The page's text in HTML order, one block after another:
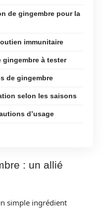
de gingembre pour la
immunitaire
à tester
de gingembre
selon les saisons
d’usage
: un allié
simple ingrédient